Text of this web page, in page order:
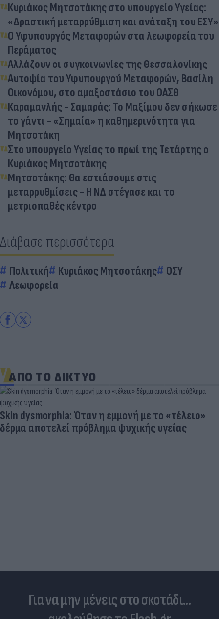
Κυριάκος Μητσοτάκης στο υπουργείο Υγείας:
«Δραστική μεταρρύθμιση και ανάταξη του ΕΣΥ»
Ο Υφυπουργός Μεταφορών στα λεωφορεία του
Περάματος
Αλλάζουν οι συγκοινωνίες της Θεσσαλονίκης
Αυτοψία του Υφυπουργού Μεταφορών, Βασίλη
Οικονόμου, στο αμαξοστάσιο του ΟΑΣΘ
Καραμανλής - Σαμαράς: Το Μαξίμου δεν σήκωσε
το γάντι - «Σημαία» η καθημερινότητα για
Μητσοτάκη
Στο υπουργείο Υγείας το πρωί της Τετάρτης ο
Κυριάκος Μητσοτάκης
Μητσοτάκης: Θα εστιάσουμε στις
μεταρρυθμίσεις - Η ΝΔ στέγασε και το
μετριοπαθές κέντρο
Διάβασε περισσότερα
Πολιτική Κυριάκος Μητσοτάκης
ΟΣΥ
Λεωφορεία
ΑΠΟ ΤΟ ΔΙΚΤΥΟ
Skin dysmorphia: Όταν η εμμονή με το «τέλειο»
δέρμα αποτελεί πρόβλημα ψυχικής υγείας
Για να μην μένεις στο σκοτάδι...